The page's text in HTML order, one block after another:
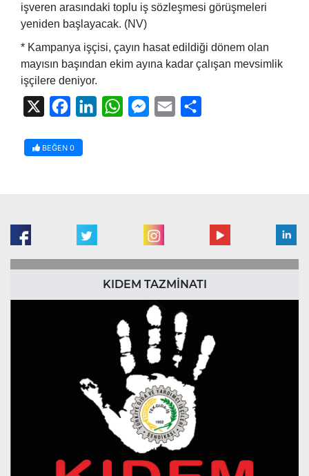
işveren arasındaki toplu iş sözleşmesi görüşmeleri
yeniden başlayacak. (NV)
* Kampanya işçisi, çayın hasat edildiği dönem olan
mayısın başından ekim ayına kadar çalışan mevsimlik
işçilere deniyor.
FacebookLinkedInWhatsAppMessenger
Email
BEĞEN 0
KIDEM TAZMİNATI